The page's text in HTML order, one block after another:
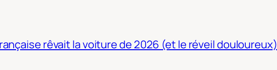
rêvait la voiture de 2026 (et le réveil douloureux)